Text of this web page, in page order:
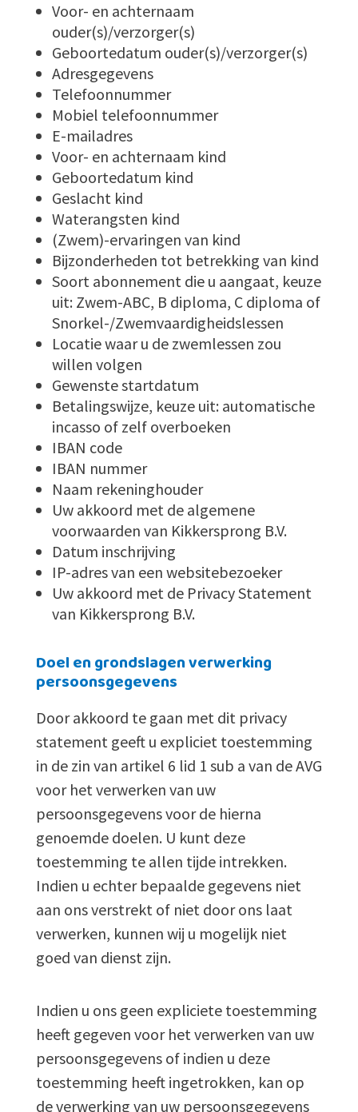
Voor- en achternaam
ouder(s)/verzorger(s)
Geboortedatum ouder(s)/verzorger(s)
Adresgegevens
Telefoonnummer
Mobiel telefoonnummer
E-mailadres
Voor- en achternaam kind
Geboortedatum kind
Geslacht kind
Waterangsten kind
(Zwem)-ervaringen van kind
Bijzonderheden tot betrekking van kind
Soort abonnement die u aangaat, keuze
uit: Zwem-ABC, B diploma, C diploma of
Snorkel-/Zwemvaardigheidslessen
Locatie waar u de zwemlessen zou
willen volgen
Gewenste startdatum
Betalingswijze, keuze uit: automatische
incasso of zelf overboeken
IBAN code
IBAN nummer
Naam rekeninghouder
Uw akkoord met de algemene
voorwaarden van Kikkersprong B.V.
Datum inschrijving
IP-adres van een websitebezoeker
Uw akkoord met de Privacy Statement
van Kikkersprong B.V.
Doel en grondslagen verwerking
persoonsgegevens
Door akkoord te gaan met dit privacy
statement geeft u expliciet toestemming
in de zin van artikel 6 lid 1 sub a van de AVG
voor het verwerken van uw
persoonsgegevens voor de hierna
genoemde doelen. U kunt deze
toestemming te allen tijde intrekken.
Indien u echter bepaalde gegevens niet
aan ons verstrekt of niet door ons laat
verwerken, kunnen wij u mogelijk niet
goed van dienst zijn.
Indien u ons geen expliciete toestemming
heeft gegeven voor het verwerken van uw
persoonsgegevens of indien u deze
toestemming heeft ingetrokken, kan op
de verwerking van uw persoonsgegevens